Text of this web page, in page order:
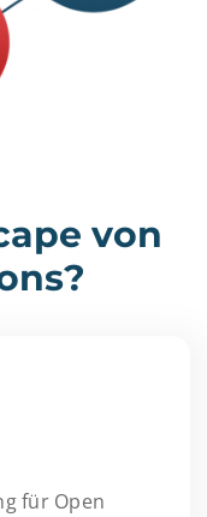
von
für Open